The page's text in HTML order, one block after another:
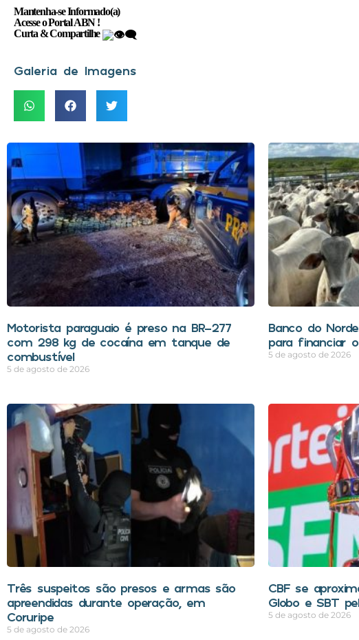
Mantenha-se Informado(a)
Acesse o Portal ABN !
Curta & Compartilhe
Galeria de Imagens
Motorista paraguaio é preso na BR-277
com 298 kg de cocaína em tanque de
combustível
5 de agosto de 2026
Banco do
para financiar
5 de agosto de 2026
Três suspeitos são presos e armas são
apreendidas durante operação, em
Coruripe
5 de agosto de 2026
CBF se
Globo e SBT
5 de agosto de 2026